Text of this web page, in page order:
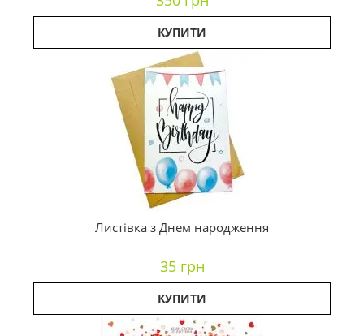
КУПИТИ
Листівка з Днем народження
35 грн
КУПИТИ